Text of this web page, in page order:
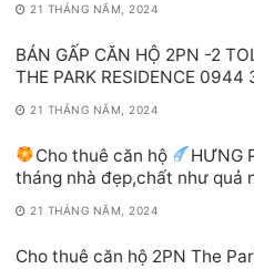
21 THÁNG NĂM, 2024
BÁN GẤP CĂN HỘ 2PN -2
THE PARK RESIDENCE 0944
21 THÁNG NĂM, 2024
Cho thuê căn hộ HƯNG
tháng nhà đẹp,chất như quả
21 THÁNG NĂM, 2024
Cho thuê căn hộ 2PN The